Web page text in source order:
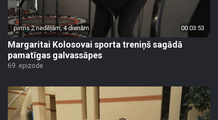
pirms 2 nedēļām, 4 dienām 00:03:53
Margaritai Kolosovai sporta treniņš sagādā
pamatīgas galvassāpes
69. epizode